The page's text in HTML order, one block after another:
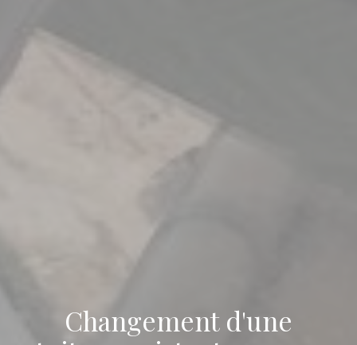
Changement d'une